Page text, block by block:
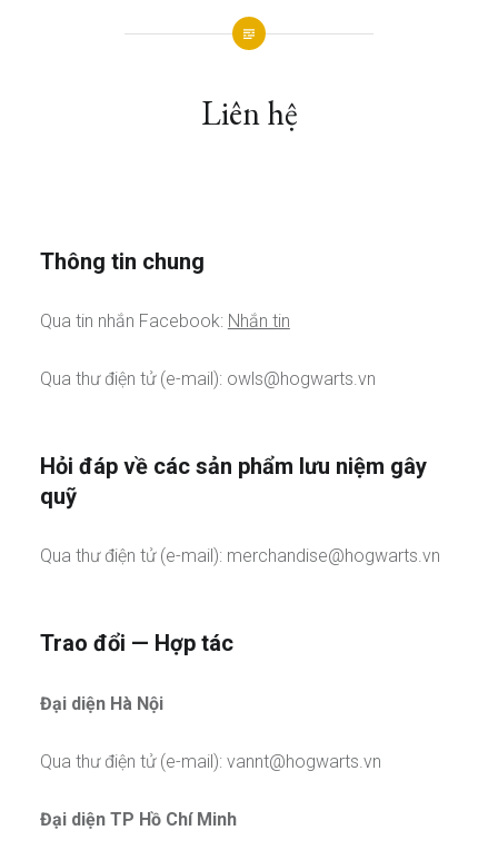
Liên hệ
Thông tin chung
Qua tin nhắn Facebook: Nhắn tin
Qua thư điện tử (e-mail): owls@hogwarts.vn
Hỏi đáp về các sản phẩm lưu niệm gây
quỹ
Qua thư điện tử (e-mail): merchandise@hogwarts.vn
Trao đổi — Hợp tác
Đại diện Hà Nội
Qua thư điện tử (e-mail): vannt@hogwarts.vn
Đại diện TP Hồ Chí Minh